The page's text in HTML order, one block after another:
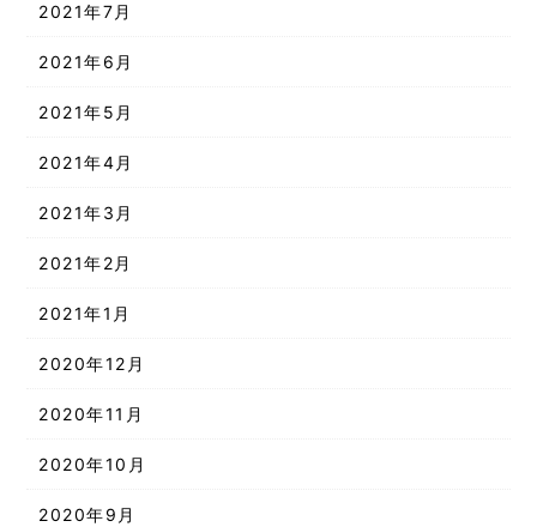
2021年7月
2021年6月
2021年5月
2021年4月
2021年3月
2021年2月
2021年1月
2020年12月
2020年11月
2020年10月
2020年9月